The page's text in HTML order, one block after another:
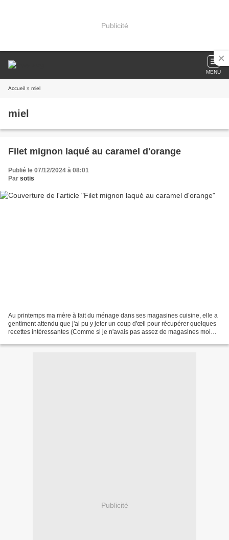
Publicité
MENU
Accueil » miel
miel
Filet mignon laqué au caramel d'orange
Publié le 07/12/2024 à 08:01
Par sotis
Au printemps ma mère à fait du ménage dans ses magasines cuisine, elle a
gentiment attendu que j'ai pu y jeter un coup d'œil pour récupérer quelques
recettes intéressantes (Comme si je n'avais pas assez de magasines moi
Publicité